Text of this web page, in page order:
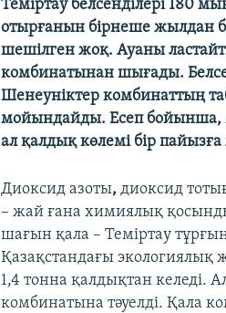
Теміртау белсенділері 180
отырғанын бірнеше жылдан
шешілген жоқ. Ауаны
комбинатынан шығады.
Шенеуніктер комбинаттың
мойындайды. Есеп бойынша,
ал қалдық көлемі бір
Диоксид азоты,диоксид
– жай ғана химиялық
шағын қала – Теміртау
Қазақстандағы
1,4 тонна қалдықтан келеді.
комбинатына тәуелді. Қала